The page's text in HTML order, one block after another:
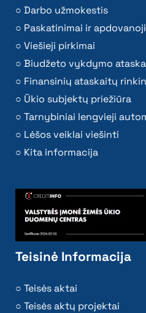
Darbo užmokestis
Paskatinimai ir
Viešieji pirkimai
Biudžeto vykdymo
Finansinių ataskaitų
Ūkio subjektų priežiūra
Tarnybiniai lengvieji
Lėšos veiklai viešinti
Kita informacija
Teisinė Informacija
Teisės aktai
Teisės aktų projektai